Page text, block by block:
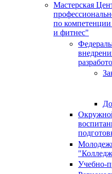
Мастерская
по компетенции
и фитнес"
Учебно-